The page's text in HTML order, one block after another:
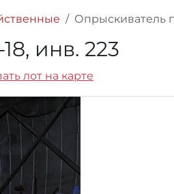
Опрыскиватель
инв. 223
лот на карте